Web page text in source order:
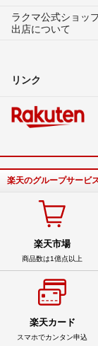
ラクマ公式ショッ
出店について
リンク
楽天のグループサービ
楽天市場
商品数は1億点以上
楽天カード
スマホでカンタン申込